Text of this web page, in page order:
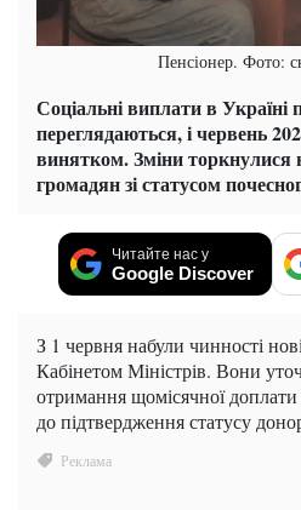
Пенсіонер. Фото:
Соціальні виплати в Україні
переглядаються, і червень
винятком. Зміни торкнулися
громадян зі статусом
Читайте нас у
Google Discover
З 1 червня набули чинності
Кабінетом Міністрів. Вони
отримання щомісячної
до підтвердження статусу